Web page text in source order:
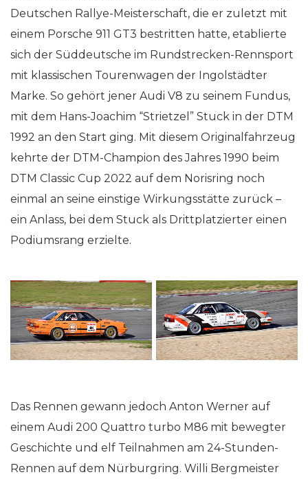
Deutschen Rallye-Meisterschaft, die er zuletzt mit
einem Porsche 911 GT3 bestritten hatte, etablierte
sich der Süddeutsche im Rundstrecken-Rennsport
mit klassischen Tourenwagen der Ingolstädter
Marke. So gehört jener Audi V8 zu seinem Fundus,
mit dem Hans-Joachim “Strietzel” Stuck in der DTM
1992 an den Start ging. Mit diesem Originalfahrzeug
kehrte der DTM-Champion des Jahres 1990 beim
DTM Classic Cup 2022 auf dem Norisring noch
einmal an seine einstige Wirkungsstätte zurück –
ein Anlass, bei dem Stuck als Drittplatzierter einen
Podiumsrang erzielte.
Das Rennen gewann jedoch Anton Werner auf
einem Audi 200 Quattro turbo M86 mit bewegter
Geschichte und elf Teilnahmen am 24-Stunden-
Rennen auf dem Nürburgring. Willi Bergmeister